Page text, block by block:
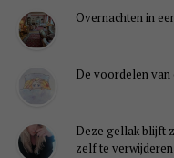
Overnachten in
De voordelen van
Deze gellak blijft
zelf te verwijderen